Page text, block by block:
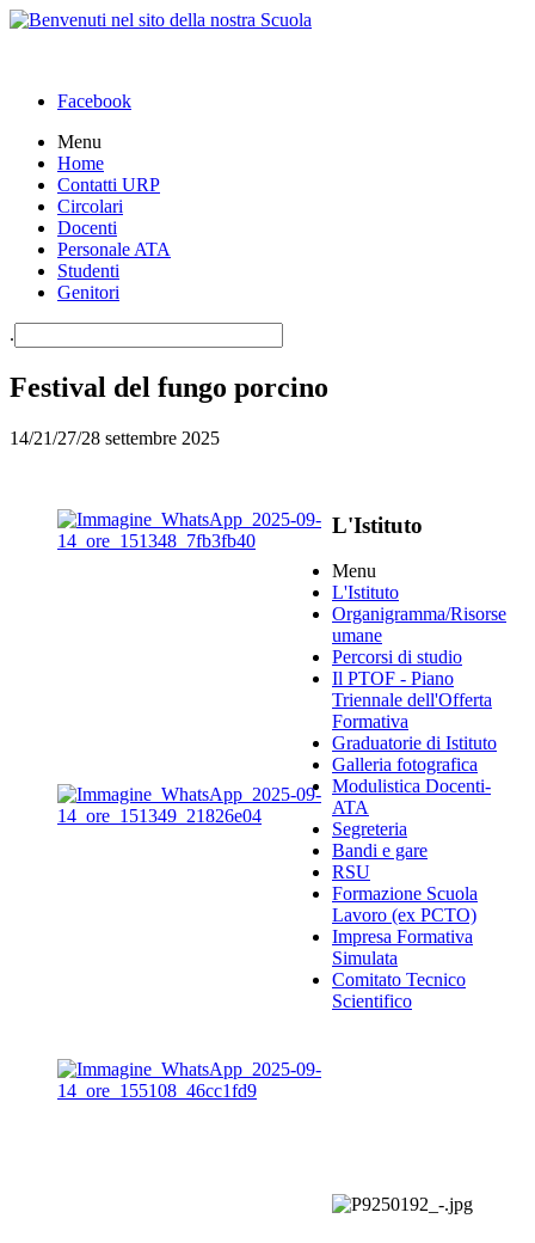
Facebook
Menu
Home
Contatti URP
Circolari
Docenti
Personale ATA
Studenti
Genitori
.
Festival del fungo porcino
14/21/27/28 settembre 2025
L'Istituto
Menu
L'Istituto
Organigramma/Risorse
umane
Percorsi di studio
Il PTOF - Piano
Triennale dell'Offerta
Formativa
Graduatorie di Istituto
Galleria fotografica
Modulistica Docenti-
ATA
Segreteria
Bandi e gare
RSU
Formazione Scuola
Lavoro (ex PCTO)
Impresa Formativa
Simulata
Comitato Tecnico
Scientifico